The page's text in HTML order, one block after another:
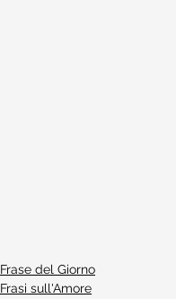
Frase del Giorno
Frasi sull'Amore